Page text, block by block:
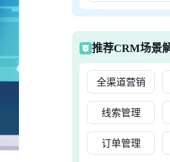
推荐CRM场景
全渠道营销
线索管理
订单管理